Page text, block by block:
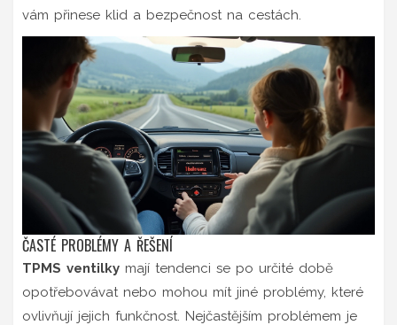
vám přinese klid a bezpečnost na cestách.
ČASTÉ PROBLÉMY A ŘEŠENÍ
TPMS ventilky mají tendenci se po určité době
opotřebovávat nebo mohou mít jiné problémy, které
ovlivňují jejich funkčnost. Nejčastějším problémem je